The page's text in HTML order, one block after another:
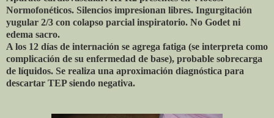
Normofonéticos. Silencios impresionan libres. Ingurgitación
yugular 2/3 con colapso parcial inspiratorio. No Godet ni
edema sacro.
A los 12 días de internación se agrega fatiga (se interpreta como
complicación de su enfermedad de base), probable sobrecarga
de líquidos. Se realiza una aproximación diagnóstica para
descartar TEP siendo negativa.